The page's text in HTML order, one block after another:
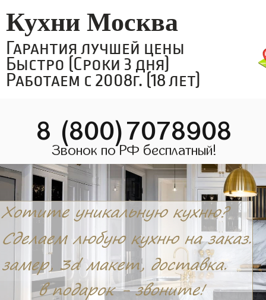
Кухни Москва
Гарантия лучшей цены
Быстро (Сроки 3 дня)
Работаем с 2008г. (18 лет)
8 (800)7078908
Звонок по РФ бесплатный!